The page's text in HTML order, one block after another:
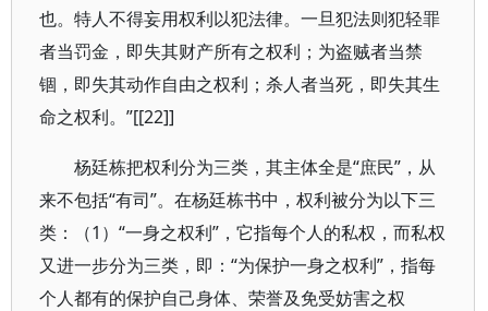
也。特人不得妄用权利以犯法律。一旦犯法则犯轻罪
者当罚金，即失其财产所有之权利；为盗贼者当禁
锢，即失其动作自由之权利；杀人者当死，即失其生
命之权利。”[[22]]
杨廷栋把权利分为三类，其主体全是“庶民”，从
来不包括“有司”。在杨廷栋书中，权利被分为以下三
类：（1）“一身之权利”，它指每个人的私权，而私权
又进一步分为三类，即：“为保护一身之权利”，指每
个人都有的保护自己身体、荣誉及免受妨害之权